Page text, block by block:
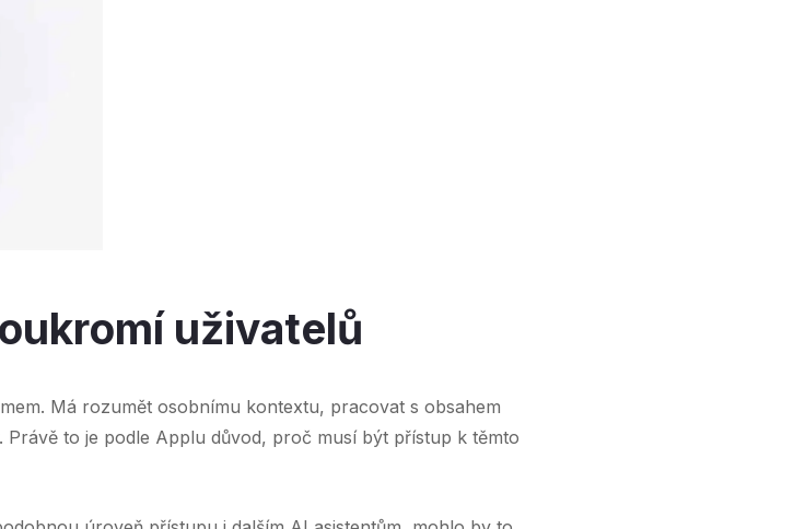
uživatelů
Má rozumět osobnímu kontextu, pracovat s obsahem
to je podle Applu důvod, proč musí být přístup k těmto